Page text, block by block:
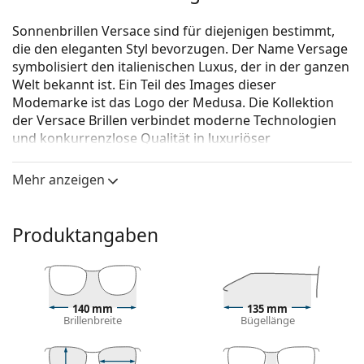
Sonnenbrillen Versace sind für diejenigen bestimmt,
die den eleganten Styl bevorzugen. Der Name Versage
symbolisiert den italienischen Luxus, der in der ganzen
Welt bekannt ist. Ein Teil des Images dieser
Modemarke ist das Logo der Medusa. Die Kollektion
der Versace Brillen verbindet moderne Technologien
und konkurrenzlose Qualität in luxuriöser
Versace 0VE 2140 100287 40
Mit der virtuellen Anprobefunktion von Lentiamo
können Sie herausfinden, wie Sie mit dieser
Sonnenbrille aussehen.
Brillenfassung
Die schwarze Farbe des Rahmens passt perfekt zu
hellbraunem oder schwarzem Haar.
Mehr anzeigen
Produktangaben
140 mm
Brillenbreite
135 mm
Bügellänge